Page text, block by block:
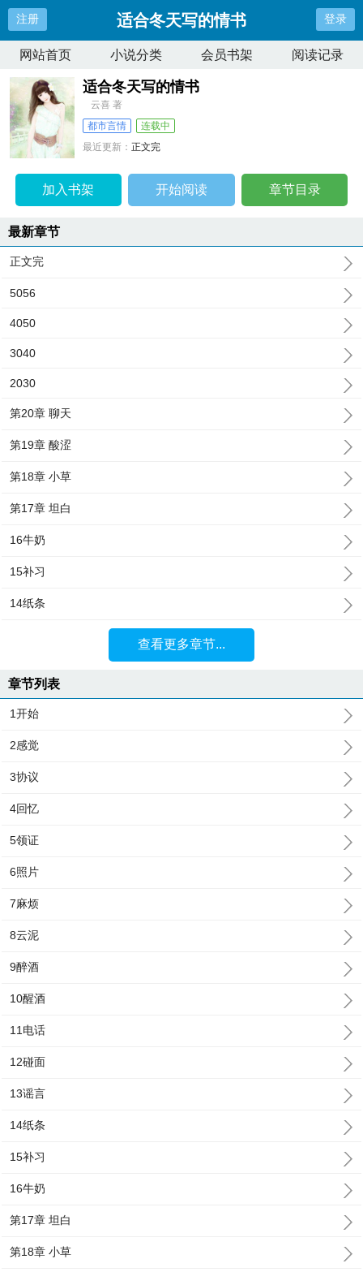
注册 适合冬天写的情书 登录
网站首页 小说分类 会员书架 阅读记录
适合冬天写的情书
云喜 著
都市言情
连载中
最近更新：正文完
加入书架 开始阅读 章节目录
最新章节
正文完
5056
4050
3040
2030
第20章 聊天
第19章 酸涩
第18章 小草
第17章 坦白
16牛奶
15补习
14纸条
查看更多章节...
章节列表
1开始
2感觉
3协议
4回忆
5领证
6照片
7麻烦
8云泥
9醉酒
10醒酒
11电话
12碰面
13谣言
14纸条
15补习
16牛奶
第17章 坦白
第18章 小草